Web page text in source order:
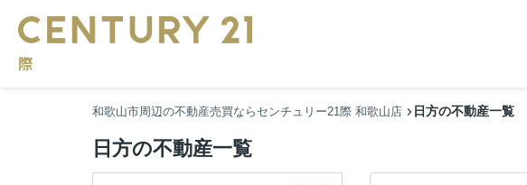
和歌山市周辺の不動産売買ならセンチュリー21際 和歌山店 日方の不動産一覧
日方の不動産一覧